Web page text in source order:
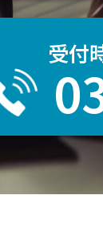
受付